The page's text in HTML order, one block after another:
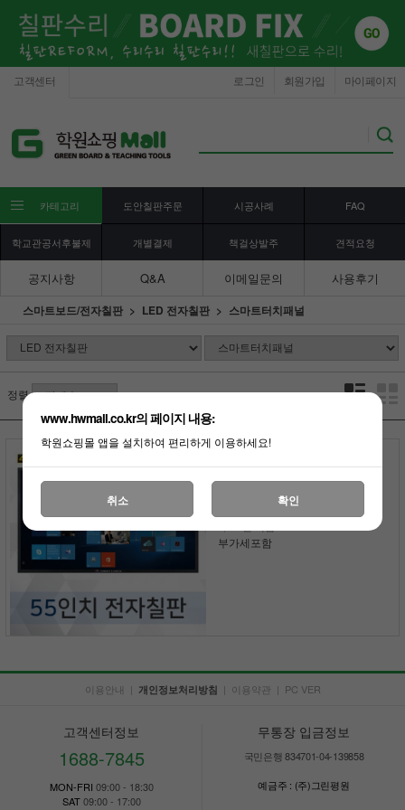
고객센터 마이페이지
회원가입
로그인
카테고리 도안칠판주문 시공사례 FAQ
학교관공서후불제 개별결제 책걸상발주 견적요청
공지사항 Q&A 이메일문의 사용후기
스마트보드/전자칠판 LED 전자칠판 스마트터치패널
정렬
1,760,000원
부가세포함
이용안내 | 개인정보처리방침 | 이용약관 | PC VER
고객센터정보
1688-7845
MON-FRI 09:00 - 18:30
SAT09:00 - 17:00
무통장 입금정보
국민은행 834701-04-139858
예금주 : (주)그린평원
www.hwmall.co.kr의 페이지 내용:
학원쇼핑몰 앱을 설치하여 편리하게 이용하세요!
취소 확인